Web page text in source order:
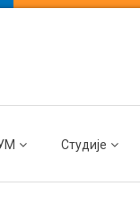
Студије